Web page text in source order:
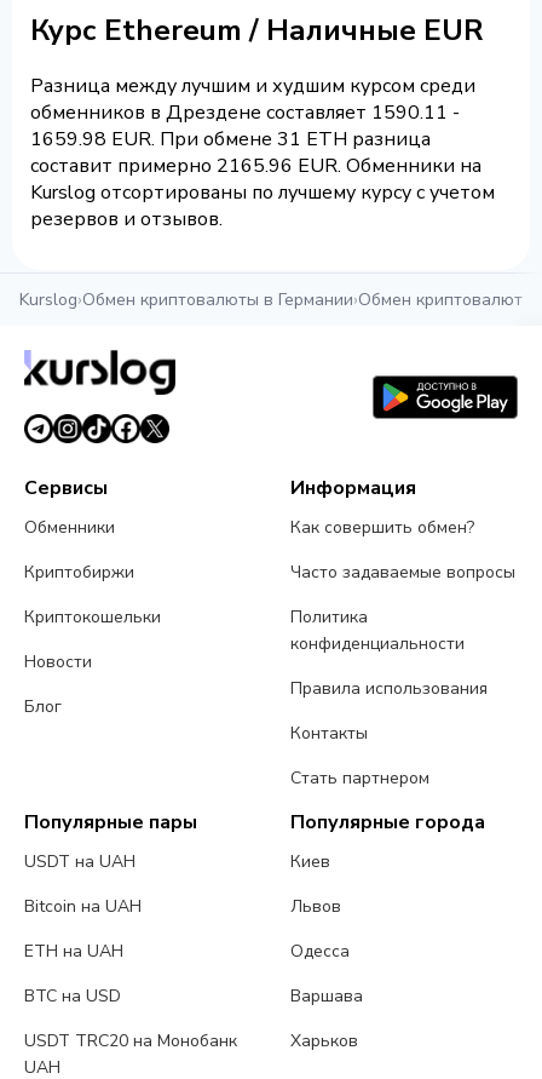
Курс Ethereum / Наличные EUR
Разница между лучшим и худшим курсом среди
обменников в Дрездене составляет 1590.11 -
1659.98 EUR. При обмене 31 ETH разница
составит примерно 2165.96 EUR. Обменники на
Kurslog отсортированы по лучшему курсу с учетом
резервов и отзывов.
Kurslog›Обмен криптовалюты в Германии›Обмен криптовалюты
Сервисы
Обменники
Криптобиржи
Криптокошельки
Новости
Блог
Информация
Как совершить обмен?
Часто задаваемые вопросы
Политика
конфиденциальности
Правила использования
Контакты
Стать партнером
Популярные пары
USDT на UAH
Bitcoin на UAH
ETH на UAH
BTC на USD
USDT TRC20 на Монобанк
UAH
Популярные города
Киев
Львов
Одесса
Варшава
Харьков